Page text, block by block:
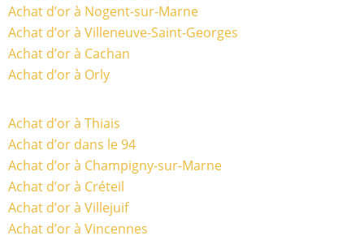
Achat d’or à Nogent-sur-Marne
Achat d’or à Villeneuve-Saint-Georges
Achat d’or à Cachan
Achat d’or à Orly
Achat d’or à Thiais
Achat d’or dans le 94
Achat d’or à Champigny-sur-Marne
Achat d’or à Créteil
Achat d’or à Villejuif
Achat d’or à Vincennes